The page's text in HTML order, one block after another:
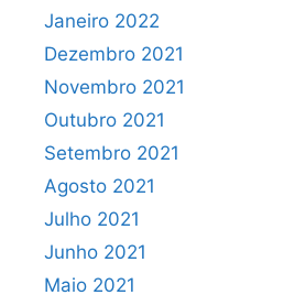
Janeiro 2022
Dezembro 2021
Novembro 2021
Outubro 2021
Setembro 2021
Agosto 2021
Julho 2021
Junho 2021
Maio 2021